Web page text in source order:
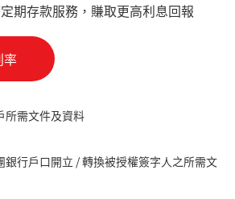
期存款服務，賺取更高利息回報
率
所需文件及資料
銀行戶口開立 / 轉換被授權簽字人之所需文